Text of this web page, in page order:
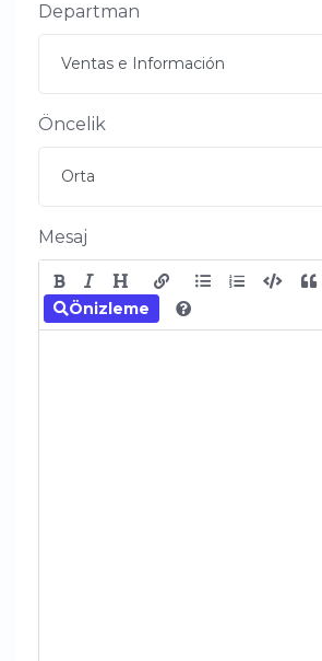
Departman
Ventas e Información
Öncelik
Orta
Mesaj
Önizleme